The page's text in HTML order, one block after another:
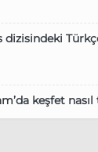
keşfet